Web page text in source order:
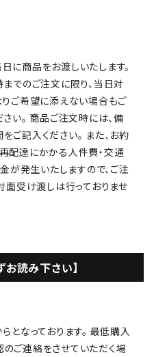
に商品をお渡しいたします。
でのご注文に限り、当日対
ご希望に添えない場合もご
い。 商品ご注文時には、備
ご記入ください。 また、お約
配達にかかる人件費・交通
が発生いたしますので、ご注
面受け渡しは行っておりませ
お読み下さい】
なっております。 最低購入
ご連絡をさせていただく場